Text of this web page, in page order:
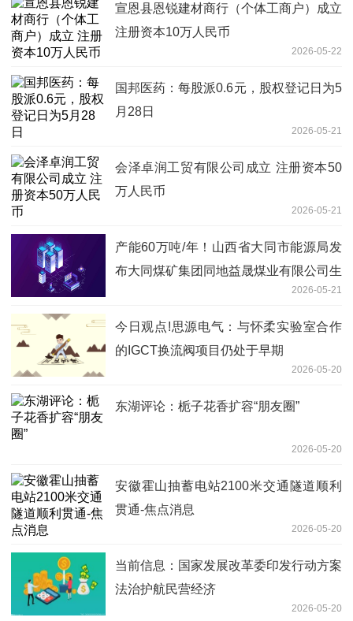
宣恩县恩锐建材商行（个体工商户）成立
注册资本10万人民币
2026-05-22
国邦医药：每股派0.6元，股权登记日为5
月28日
2026-05-21
会泽卓润工贸有限公司成立 注册资本50
万人民币
2026-05-21
产能60万吨/年！山西省大同市能源局发
布大同煤矿集团同地益晟煤业有限公司生
2026-05-21
今日观点!思源电气：与怀柔实验室合作
的IGCT换流阀项目仍处于早期
2026-05-20
东湖评论：栀子花香扩容“朋友圈”
2026-05-20
安徽霍山抽蓄电站2100米交通隧道顺利
贯通-焦点消息
2026-05-20
当前信息：国家发展改革委印发行动方案
法治护航民营经济
2026-05-20